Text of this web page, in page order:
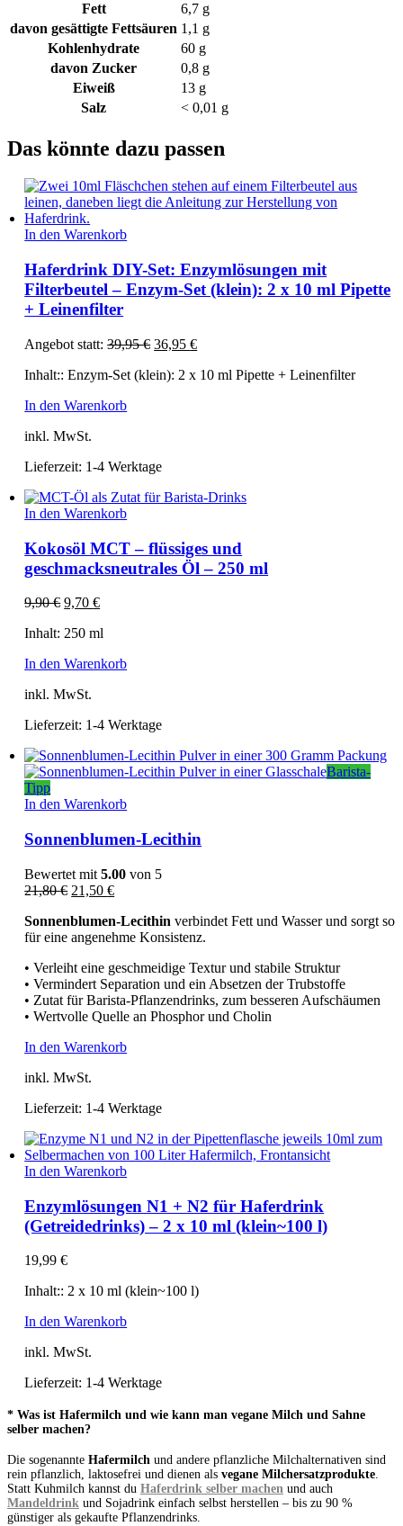
Fett 6,7 g
davon gesättigte Fettsäuren 1,1 g
Kohlenhydrate
60 g
davon Zucker 0,8 g
Eiweiß
13 g
Salz
< 0,01 g
Das könnte dazu passen
In den Warenkorb
Haferdrink DIY-Set: Enzymlösungen mit
Filterbeutel – Enzym-Set (klein): 2 x 10 ml Pipette
+ Leinenfilter
Angebot statt: 39,95€ Ursprünglicher
war:
36,95€Aktueller
ist:
Inhalt:: Enzym-Set (klein): 2 x 10 ml Pipette + Leinenfilter
In den Warenkorb
inkl. MwSt.
Lieferzeit: 1-4 Werktage
In den Warenkorb
Kokosöl MCT – flüssiges und
geschmacksneutrales Öl – 250 ml
9,90€ Ursprünglicher
war:
9,70€Aktueller
ist:
Inhalt: 250 ml
In den Warenkorb
inkl. MwSt.
Lieferzeit: 1-4 Werktage
Barista-
Tipp
In den Warenkorb
Sonnenblumen-Lecithin
Bewertet mit5.00 von 5
21,80€ Ursprünglicher
war:
21,80 €
21,50€Aktueller
ist:
21,50 €.
Sonnenblumen-Lecithin verbindet Fett und Wasser und sorgt so
für eine angenehme Konsistenz.
• Verleiht eine geschmeidige Textur und stabile Struktur
• Vermindert Separation und ein Absetzen der Trubstoffe
• Zutat für Barista-Pflanzendrinks, zum besseren Aufschäumen
• Wertvolle Quelle an Phosphor und Cholin
In den Warenkorb
inkl. MwSt.
Lieferzeit: 1-4 Werktage
In den Warenkorb
Enzymlösungen N1 + N2 für Haferdrink
(Getreidedrinks) – 2 x 10 ml (klein~100 l)
19,99€
Inhalt:: 2 x 10 ml (klein~100 l)
In den Warenkorb
inkl. MwSt.
Lieferzeit: 1-4 Werktage
* Was ist Hafermilch und wie kann man vegane Milch und Sahne
selber machen?
Die sogenannte Hafermilch und andere pflanzliche Milchalternativen sind
rein pflanzlich, laktosefrei und dienen als vegane Milchersatzprodukte.
Statt Kuhmilch kannst du Haferdrink selber machen und auch
Mandeldrink und Sojadrink einfach selbst herstellen – bis zu 90 %
günstiger als gekaufte Pflanzendrinks.